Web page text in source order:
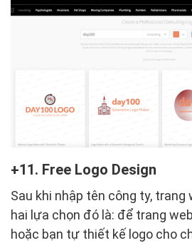
11. Free Logo Design
Sau khi nhập tên công ty,
hai lựa chọn đó là: để trang
hoặc bạn tự thiết kế logo cho